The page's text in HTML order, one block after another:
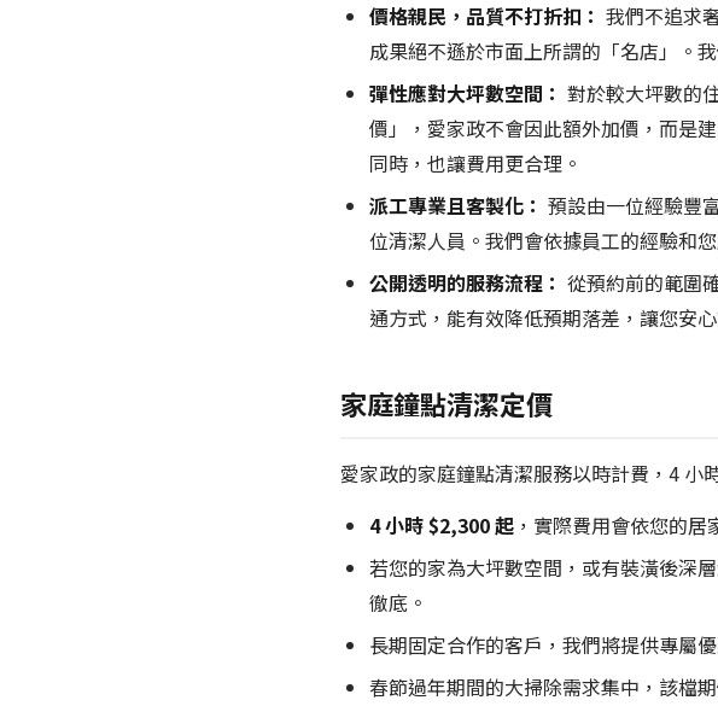
價格親民，品質不打折扣： 我們不追求
成果絕不遜於市面上所謂的「名店」。
彈性應對大坪數空間： 對於較大坪數的
價」，愛家政不會因此額外加價，而是
同時，也讓費用更合理。
派工專業且客製化： 預設由一位經驗豐
位清潔人員。我們會依據員工的經驗和
公開透明的服務流程： 從預約前的範圍
通方式，能有效降低預期落差，讓您安心
家庭鐘點清潔定價
愛家政的家庭鐘點清潔服務以時計費，4 小
4 小時 $2,300 起 ，實際費用會依您的
若您的家為大坪數空間，或有裝潢後深
徹底。
長期固定合作的客戶，我們將提供專屬
春節過年期間的大掃除需求集中，該檔